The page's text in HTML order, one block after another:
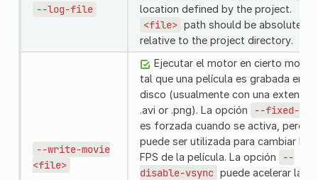
--log-file
location defined by the project.
<file> path should be absolute or
relative to the project directory.
--write-movie
<file>
Ejecutar el motor en cierto modo
tal que una película es grabada en
disco (usualmente con una
.avi or .png). La opción
--fixed-fps
es forzada cuando se activa, pero
puede ser utilizada para cambiar los
FPS de la película. La opción
--
disable-vsync puede acelerar la